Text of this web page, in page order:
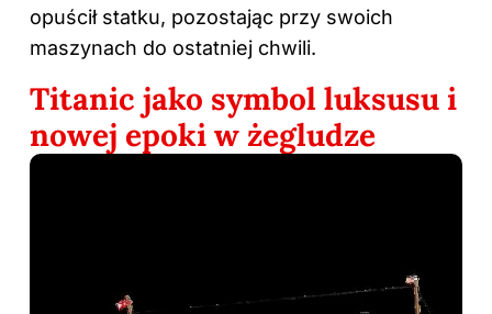
opuścił statku, pozostając przy swoich
maszynach do ostatniej chwili.
Titanic jako symbol luksusu i
nowej epoki w żegludze